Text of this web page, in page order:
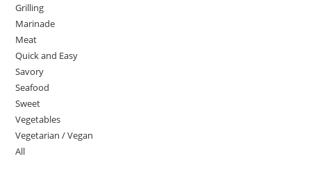
Grilling
Marinade
Meat
Quick and Easy
Savory
Seafood
Sweet
Vegetables
Vegetarian / Vegan
All